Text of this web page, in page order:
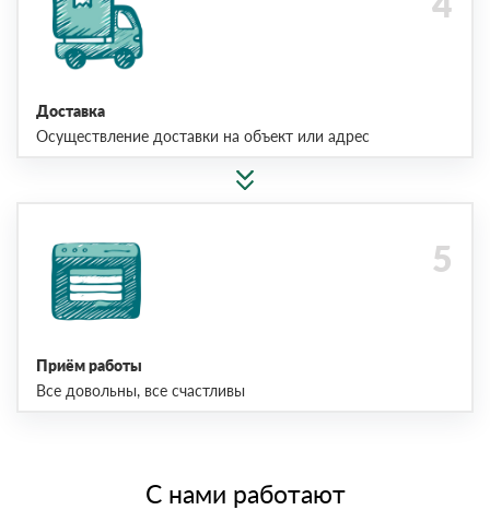
Доставка
Осуществление доставки на объект или адрес
Приём работы
Все довольны, все счастливы
С нами работают